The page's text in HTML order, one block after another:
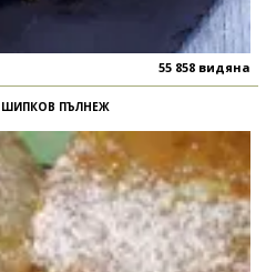
55 858 видяна
ПЪЛНЕЖ